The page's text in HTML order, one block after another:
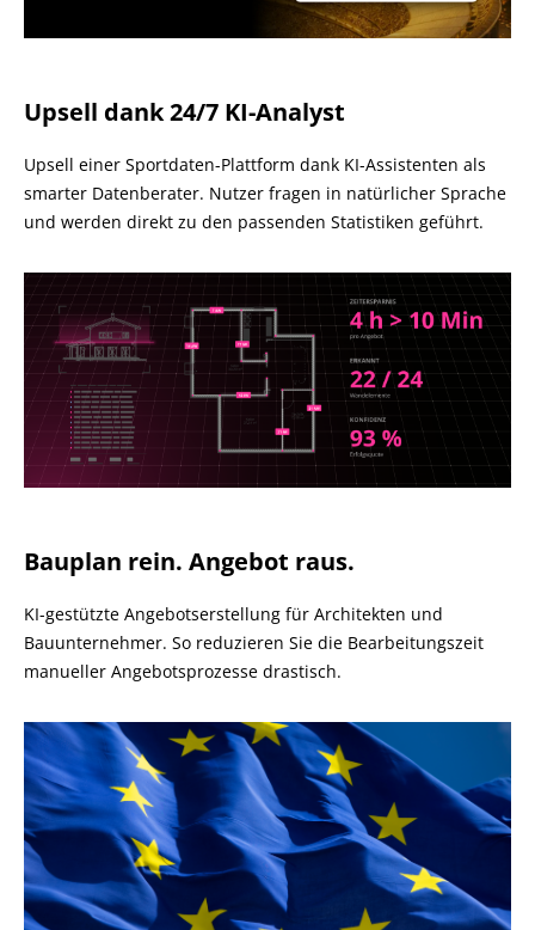
Upsell dank 24/7 KI-Analyst
Upsell einer Sportdaten-Plattform dank KI-Assistenten als
smarter Datenberater. Nutzer fragen in natürlicher Sprache
und werden direkt zu den passenden Statistiken geführt.
Bauplan rein. Angebot raus.
KI-gestützte Angebotserstellung für Architekten und
Bauunternehmer. So reduzieren Sie die Bearbeitungszeit
manueller Angebotsprozesse drastisch.